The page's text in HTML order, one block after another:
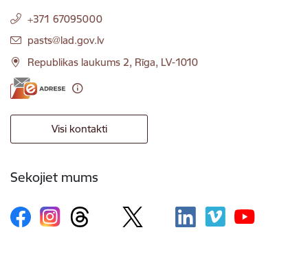
+371 67095000
E-pasts:
pasts@lad.gov.lv
Republikas laukums 2, Rīga, LV-1010
Visi kontakti
Sekojiet mums